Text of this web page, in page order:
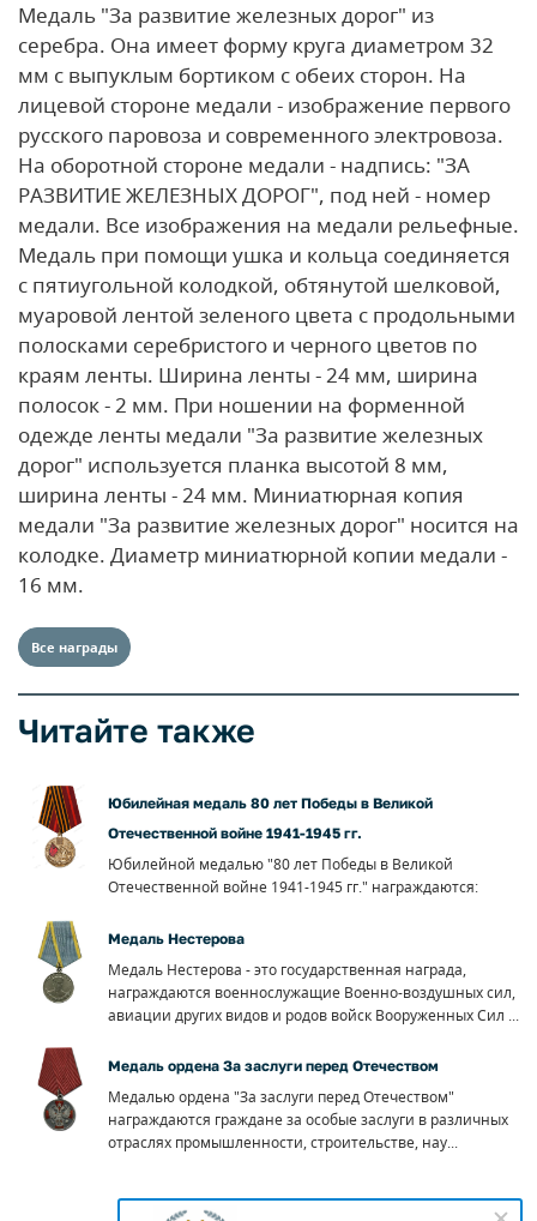
Медаль "За развитие железных дорог" из
серебра. Она имеет форму круга диаметром 32
мм с выпуклым бортиком с обеих сторон. На
лицевой стороне медали - изображение первого
русского паровоза и современного электровоза.
На оборотной стороне медали - надпись: "ЗА
РАЗВИТИЕ ЖЕЛЕЗНЫХ ДОРОГ", под ней - номер
медали. Все изображения на медали рельефные.
Медаль при помощи ушка и кольца соединяется
с пятиугольной колодкой, обтянутой шелковой,
муаровой лентой зеленого цвета с продольными
полосками серебристого и черного цветов по
краям ленты. Ширина ленты - 24 мм, ширина
полосок - 2 мм. При ношении на форменной
одежде ленты медали "За развитие железных
дорог" используется планка высотой 8 мм,
ширина ленты - 24 мм. Миниатюрная копия
медали "За развитие железных дорог" носится на
колодке. Диаметр миниатюрной копии медали -
16 мм.
Все награды
Читайте также
Юбилейная медаль 80 лет Победы в Великой
Отечественной войне 1941-1945 гг.
Юбилейной медалью "80 лет Победы в Великой
Отечественной войне 1941-1945 гг." награждаются:
Медаль Нестерова
Медаль Нестерова - это государственная награда,
награждаются военнослужащие Военно-воздушных сил,
авиации других видов и родов войск Вооруженных Сил ...
Медаль ордена За заслуги перед Отечеством
Медалью ордена "За заслуги перед Отечеством"
награждаются граждане за особые заслуги в различных
отраслях промышленности, строительстве, нау...